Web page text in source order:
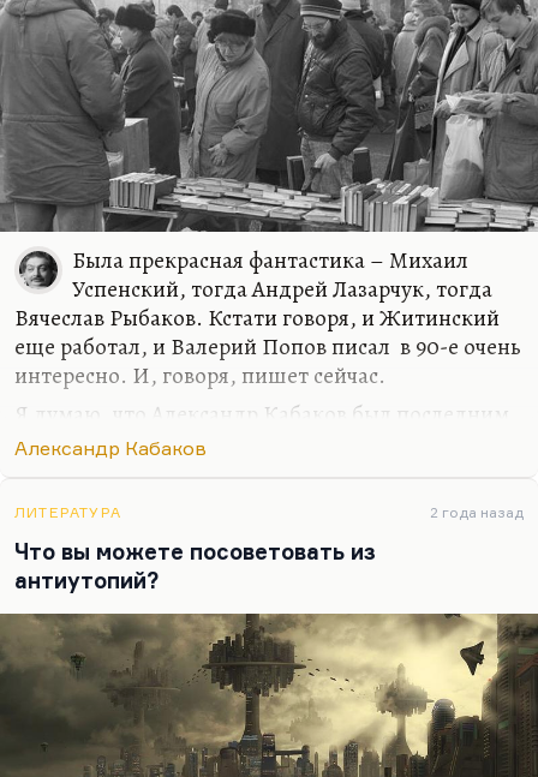
Была прекрасная фантастика – Михаил
Успенский, тогда Андрей Лазарчук, тогда
Вячеслав Рыбаков. Кстати говоря, и Житинский
еще работал, и Валерий Попов писал в 90-е очень
интересно. И, говоря, пишет сейчас.
Я думаю, что Александр Кабаков был последним
большим советским писателем. Мне могли не
«Последний герой» – это был высокий класс, уже
в нулевые. И «Все поправимо» – превосходный
роман. Кабаков был писатель абсолютно
беспощадный к себе. И он со своим поколением
разбирался как мало кто. Он показывал
губительность конформизма, он показывал
смертельность уступок. Я ведь любил «Подход
Кристаповича», в общем. Да и вообще, мне у
Кабакова нравилось…
Александр Кабаков
ЛИТЕРАТУРА 2 года назад
Что вы можете посоветовать из
антиутопий?